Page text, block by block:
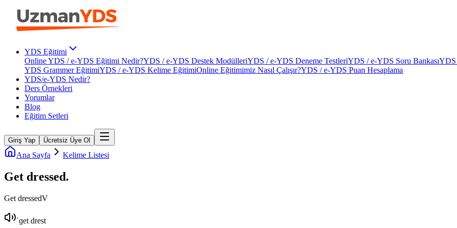
YDS Eğitimi
Online YDS / e-YDS Eğitimi Nedir?YDS / e-YDS Destek ModülleriYDS / e-YDS Deneme TestleriYDS / e-YDS Soru BankasıYDS
YDS Grammer EğitimiYDS / e-YDS Kelime EğitimiOnline Eğitimimiz Nasıl Çalışır?YDS / e-YDS Puan Hesaplama
YDS/e-YDS Nedir?
Ders Örnekleri
Yorumlar
Blog
Eğitim Setleri
Giriş Yap Ücretsiz Üye Ol
Ana Sayfa Kelime Listesi
Get dressed.
Get dressedV
ˈɡet drest